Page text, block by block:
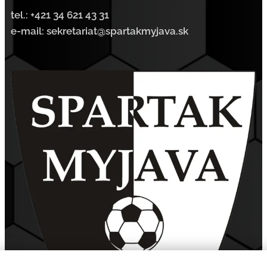
tel.: +421 34 621 43 31
e-mail: sekretariat@spartakmyjava.sk